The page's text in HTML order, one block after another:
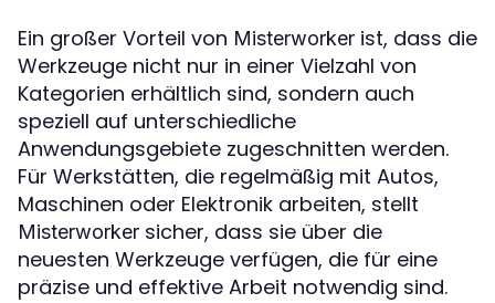
Ein großer Vorteil von Misterworker ist, dass die
Werkzeuge nicht nur in einer Vielzahl von
Kategorien erhältlich sind, sondern auch
speziell auf unterschiedliche
Anwendungsgebiete zugeschnitten werden.
Für Werkstätten, die regelmäßig mit Autos,
Maschinen oder Elektronik arbeiten, stellt
Misterworker sicher, dass sie über die
neuesten Werkzeuge verfügen, die für eine
präzise und effektive Arbeit notwendig sind.